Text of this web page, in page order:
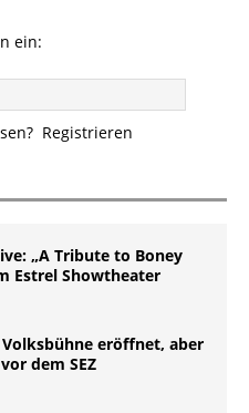
ein:
Registrieren
„A Tribute to Boney
Estrel Showtheater
eröffnet, aber
dem SEZ